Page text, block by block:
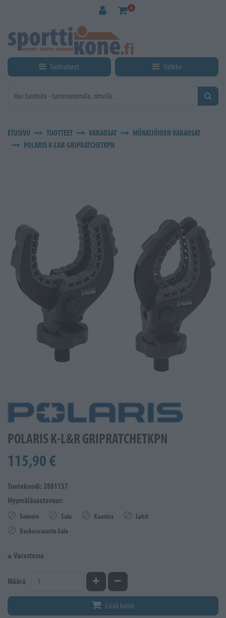
0
Tuotealueet Valikko
ETUSIVU TUOTTEET VARAOSAT
MÖNKIJÖIDEN VARAOSAT
POLARIS K-L&R GRIPRATCHETKPN
POLARIS K-L&R GRIPRATCHETKPN
115,90 €
Tuotekoodi: 2881157
Myymäläsaatavuus:
Somero Salo Kaarina
Lahti
Keskusvarasto Salo
Varastossa
Määrä Kasvata määrääVähennä määrää
Lisää koriin